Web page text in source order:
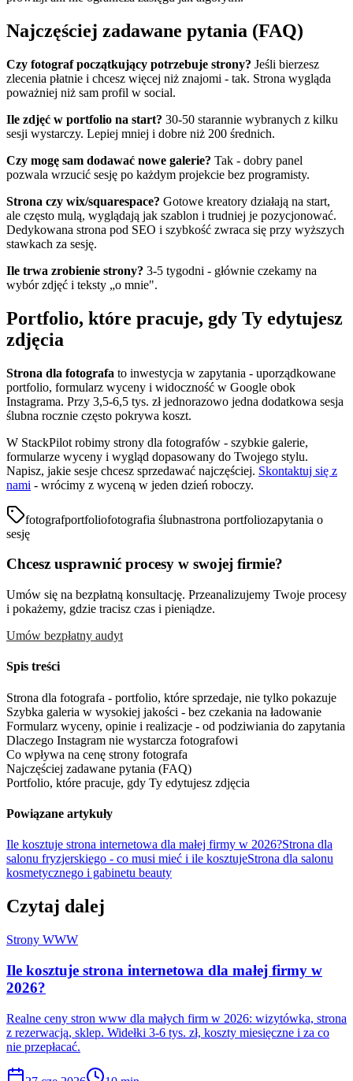
Najczęściej zadawane pytania (FAQ)
Czy fotograf początkujący potrzebuje strony? Jeśli bierzesz
zlecenia płatnie i chcesz więcej niż znajomi - tak. Strona wygląda
poważniej niż sam profil w social.
Ile zdjęć w portfolio na start? 30-50 starannie wybranych z kilku
sesji wystarczy. Lepiej mniej i dobre niż 200 średnich.
Czy mogę sam dodawać nowe galerie? Tak - dobry panel
pozwala wrzucić sesję po każdym projekcie bez programisty.
Strona czy wix/squarespace? Gotowe kreatory działają na start,
ale często mulą, wyglądają jak szablon i trudniej je pozycjonować.
Dedykowana strona pod SEO i szybkość zwraca się przy wyższych
stawkach za sesję.
Ile trwa zrobienie strony? 3-5 tygodni - głównie czekamy na
wybór zdjęć i teksty „o mnie".
Portfolio, które pracuje, gdy Ty edytujesz
zdjęcia
Strona dla fotografa to inwestycja w zapytania - uporządkowane
portfolio, formularz wyceny i widoczność w Google obok
Instagrama. Przy 3,5-6,5 tys. zł jednorazowo jedna dodatkowa sesja
ślubna rocznie często pokrywa koszt.
W StackPilot robimy strony dla fotografów - szybkie galerie,
formularze wyceny i wygląd dopasowany do Twojego stylu.
Napisz, jakie sesje chcesz sprzedawać najczęściej. Skontaktuj się z
nami - wrócimy z wyceną w jeden dzień roboczy.
fotografportfoliofotografia ślubnastrona portfoliozapytania o
sesję
Chcesz usprawnić procesy w swojej firmie?
Umów się na bezpłatną konsultację. Przeanalizujemy Twoje procesy
i pokażemy, gdzie tracisz czas i pieniądze.
Umów bezpłatny audyt
Spis treści
Strona dla fotografa - portfolio, które sprzedaje, nie tylko pokazuje
Szybka galeria w wysokiej jakości - bez czekania na ładowanie
Formularz wyceny, opinie i realizacje - od podziwiania do zapytania
Dlaczego Instagram nie wystarcza fotografowi
Co wpływa na cenę strony fotografa
Najczęściej zadawane pytania (FAQ)
Portfolio, które pracuje, gdy Ty edytujesz zdjęcia
Powiązane artykuły
Ile kosztuje strona internetowa dla małej firmy w 2026?Strona dla
salonu fryzjerskiego - co musi mieć i ile kosztujeStrona dla salonu
kosmetycznego i gabinetu beauty
Czytaj dalej
Strony WWW
Ile kosztuje strona internetowa dla małej firmy w
2026?
Realne ceny stron www dla małych firm w 2026: wizytówka, strona
z rezerwacją, sklep. Widełki 3-6 tys. zł, koszty miesięczne i za co
nie przepłacać.